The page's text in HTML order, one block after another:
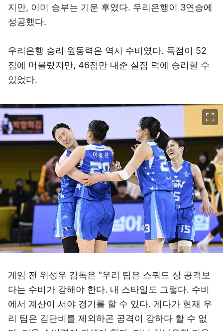
지만, 이미 승부는 기운 후였다. 우리은행이 3연승에
성공했다.
우리은행 승리 원동력은 역시 수비였다. 득점이 52
점에 머물렀지만, 46점만 내준 실점 덕에 승리할 수
있었다.
게임 전 위성우 감독은 “우리 팀은 스쿼드 상 공격보
다는 수비가 강해야 한다. 내 스타일도 그렇다. 수비
에서 계산이 서야 경기를 할 수 있다. 게다가 현재 우
리 팀은 김단비를 제외하곤 공격이 강하다 할 수 없